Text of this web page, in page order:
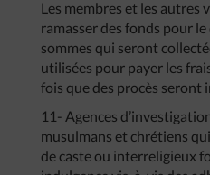
Les membres et les autres
ramasser des fonds pour
sommes qui seront
utilisées pour payer les
fois que des procès seront
11- Agences
musulmans et chrétiens
de caste ou interreligieux